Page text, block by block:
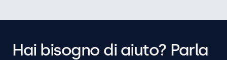
Hai bisogno di aiuto? Parla